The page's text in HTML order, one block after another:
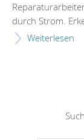
durch Strom.
Weiterlesen